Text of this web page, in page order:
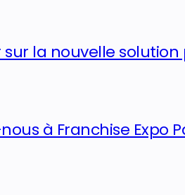
la nouvelle
à Franchise Expo